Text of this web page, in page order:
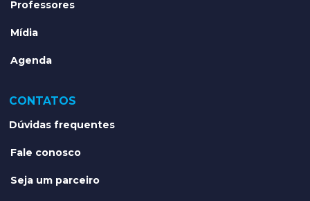
Professores
Mídia
Agenda
CONTATOS
Dúvidas frequentes
Fale conosco
Seja um parceiro